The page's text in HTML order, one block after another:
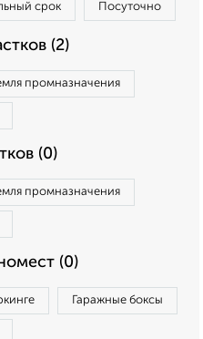
срок Посуточно
(2)
промназначения
(0)
промназначения
(0)
Гаражные боксы